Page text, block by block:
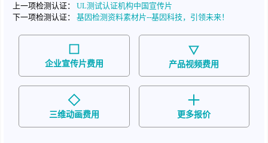
上一项检测认证： UL测试认证机构中国宣传片
下一项检测认证： 基因检测资料素材片--基因科技，引领未来！
企业宣传片费用 产品视频费用
三维动画费用 更多报价